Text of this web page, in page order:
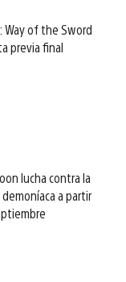
Way of the Sword
previa final
lucha contra la
a partir